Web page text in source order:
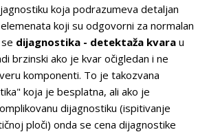
koja podrazumeva detaljan
koji su odgovorni za normalan
dijagnostika - detektaža kvara u
brzinski ako je kvar očigledan i ne
komponenti. To je takozvana
koja je besplatna, ali ako je
dijagnostiku (ispitivanje
ploči) onda se cena dijagnostike